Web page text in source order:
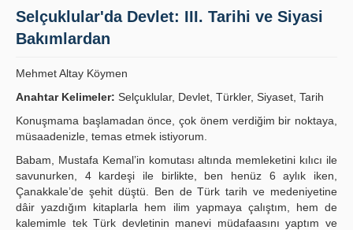
Dergi Kurulları
İletişim
Selçuklular'da Devlet: III. Tarihi ve Siyasi
Bakımlardan
Mehmet Altay Köymen
Anahtar Kelimeler: Selçuklular, Devlet, Türkler, Siyaset, Tarih
Konuşmama başlamadan önce, çok önem verdiğim bir noktaya,
müsaadenizle, temas etmek istiyorum.
Babam, Mustafa Kemal’in komutası altında memleketini kılıcı ile
savunurken, 4 kardeşi ile birlikte, ben henüz 6 aylık iken,
Çanakkale’de şehit düştü. Ben de Türk tarih ve medeniyetine
dâir yazdığım kitaplarla hem ilim yapmaya çalıştım, hem de
kalemimle tek Türk devletinin manevi müdafaasını yaptım ve